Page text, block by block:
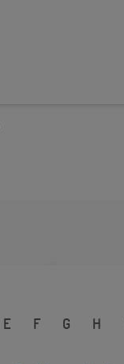
E F G H